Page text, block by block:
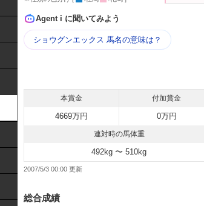
Agent i に聞いてみよう
ショウグンエックス 馬名の意味は？
本賞金 付加賞金
4669万円 0万円
連対時の馬体重
492kg 〜 510kg
2007/5/3 00:00
総合成績